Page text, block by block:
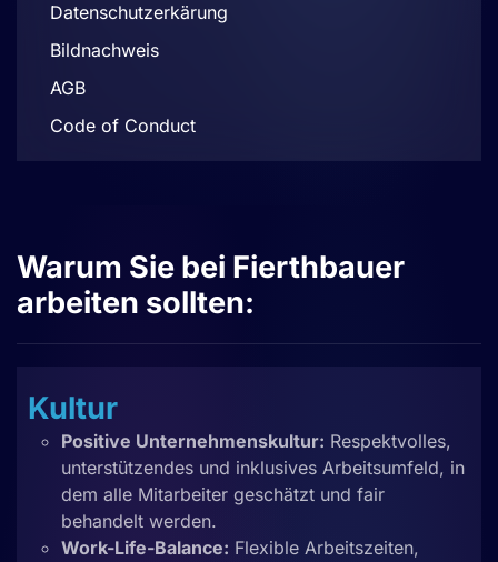
Datenschutzerkärung
Bildnachweis
AGB
Code of Conduct
Warum Sie bei Fierthbauer
arbeiten sollten:
Kultur
Positive Unternehmenskultur: Respektvolles,
unterstützendes und inklusives Arbeitsumfeld, in
dem alle Mitarbeiter geschätzt und fair
behandelt werden.
Work-Life-Balance: Flexible Arbeitszeiten,